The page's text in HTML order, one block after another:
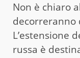
Non è chiaro
decorreranno
L’estensione
russa è